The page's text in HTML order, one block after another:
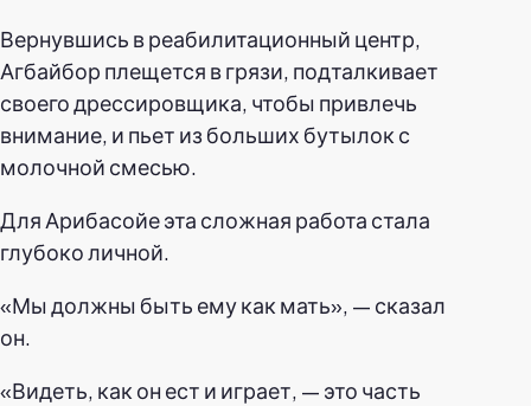
Вернувшись в реабилитационный центр,
Агбайбор плещется в грязи, подталкивает
своего дрессировщика, чтобы привлечь
внимание, и пьет из больших бутылок с
молочной смесью.
Для Арибасойе эта сложная работа стала
глубоко личной.
«Мы должны быть ему как мать», — сказал
он.
«Видеть, как он ест и играет, — это часть